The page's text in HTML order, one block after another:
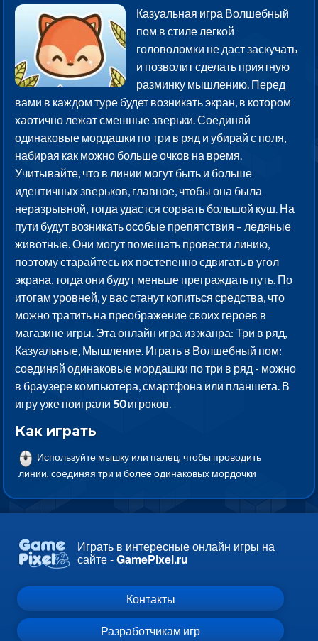
Казуальная игра Волшебный
пом в стиле легкой
головоломки не даст заскучать
и позволит сделать приятную
разминку мышлению. Перед
вами в каждом туре будет возникать экран, в котором
хаотично лежат смешные зверьки. Соединяй
одинаковые мордашки по три в ряд и убирай с поля,
набирая как можно больше очков на время.
Учитывайте, что в линии могут быть и больше
идентичных зверьков, главное, чтобы она была
неразрывной, тогда удастся сорвать большой куш. На
пути будут возникать особые препятствия – ледяные
животные. Они могут помешать провести линию,
поэтому старайтесь их постепенно сдвигать в угол
экрана, тогда они будут меньше преграждать путь. По
итогам уровней, у вас станут копиться средства, что
можно тратить на преображение своих героев в
магазине игры. Эта онлайн игра из жанра: Три в ряд,
Казуальные, Мышление. Играть в Волшебный пом:
соединяй одинаковые мордашки по три в ряд - можно
в браузере компьютера, смартфона или планшета. В
игру уже поиграли50игроков.
Как играть
Используйте мышку или палец, чтобы проводить
линии, соединяя три и более одинаковых мордочки
Играть в интересные онлайн игры на
сайте -GamePixel.ru
Контакты
Разработчикам игр